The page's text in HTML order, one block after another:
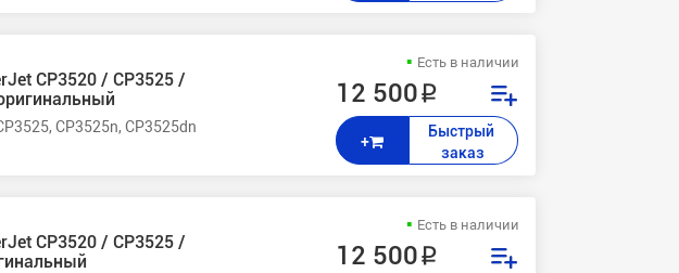
CP3520 / CP3525 /
CP3525n, CP3525dn, CP3525x, CM3530, CM3530fs
Есть в наличии
12 500 ₽
+
Быстрый
заказ
CP3520 / CP3525 /
Есть в наличии
12 500 ₽